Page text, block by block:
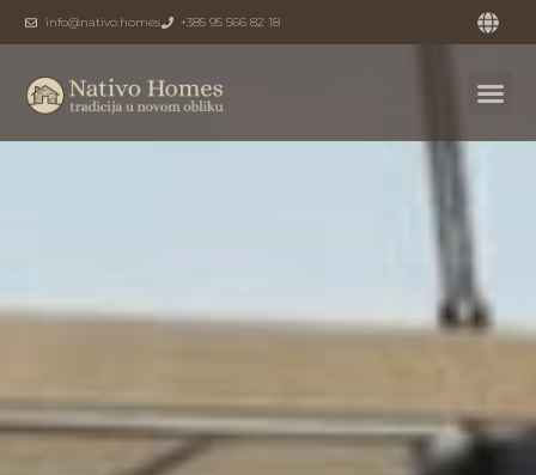
info@nativo.homes +385 95 566 82 18